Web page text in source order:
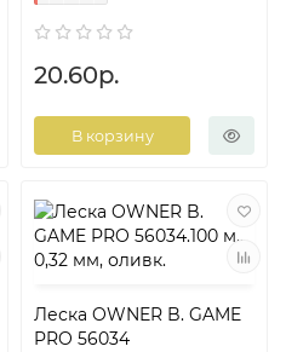
20.60р.
В корзину
Леска OWNER B. GAME
PRO 56034